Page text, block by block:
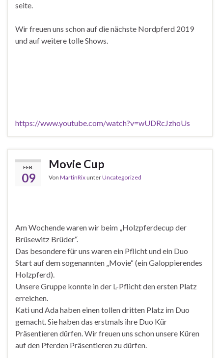
seite.
Wir freuen uns schon auf die nächste Nordpferd 2019
und auf weitere tolle Shows.
https://www.youtube.com/watch?v=wUDRcJzhoUs
FEB.
09
Movie Cup
Von MartinRixunterUncategorized
Am Wochende waren wir beim „Holzpferdecup der
Brüsewitz Brüder“.
Das besondere für uns waren ein Pflicht und ein Duo
Start auf dem sogenannten „Movie“ (ein Galoppierendes
Holzpferd).
Unsere Gruppe konnte in der L-Pflicht den ersten Platz
erreichen.
Kati und Ada haben einen tollen dritten Platz im Duo
gemacht. Sie haben das erstmals ihre Duo Kür
Präsentieren dürfen. Wir freuen uns schon unsere Küren
auf den Pferden Präsentieren zu dürfen.